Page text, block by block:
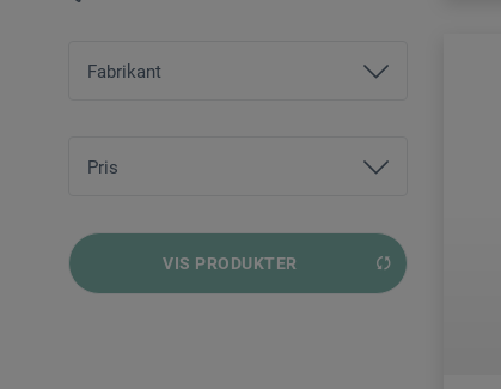
Fabrikant
Albaluz
ars nova
Pris
VIS PRODUKTER